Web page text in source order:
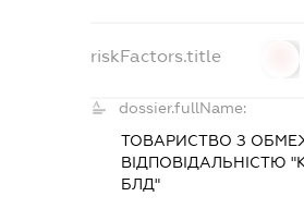
riskFactors.title
dossier.fullName:
ТОВАРИСТВО З
ВІДПОВІДАЛЬНІСТЮ
БЛД"